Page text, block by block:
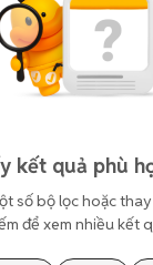
kết quả phù
số bộ lọc hoặc
để xem nhiều kết